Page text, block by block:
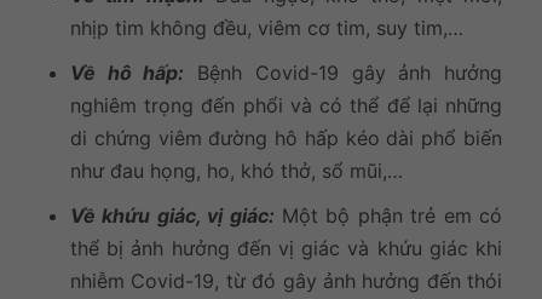
nhịp tim không đều, viêm cơ tim, suy tim,…
Về hô hấp: Bệnh Covid-19 gây ảnh hưởng
nghiêm trọng đến phổi và có thể để lại những
di chứng viêm đường hô hấp kéo dài phổ biến
như đau họng, ho, khó thở, sổ mũi,…
Về khứu giác, vị giác: Một bộ phận trẻ em có
thể bị ảnh hưởng đến vị giác và khứu giác khi
nhiễm Covid-19, từ đó gây ảnh hưởng đến thói